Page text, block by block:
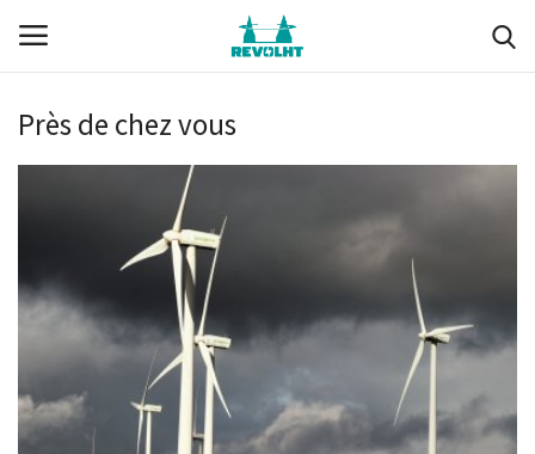
Revolht
Boucle du Hainaut
Documents (membres)
Ils nous soutiennent
Media
Près de chez vous